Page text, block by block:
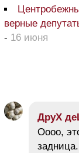
верные
- 16 июня
ДруХ
Оооо,
задница.